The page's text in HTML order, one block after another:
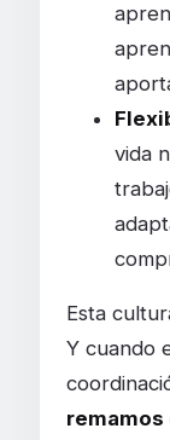
vida
Esta
Y cuando
remamos